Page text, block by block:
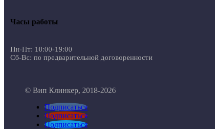
Часы работы
Пн-Пт: 10:00-19:00
Сб-Вс: по предварительной договоренности
© Вип Клинкер, 2018-2026
Подписаться
Подписаться
Подписаться